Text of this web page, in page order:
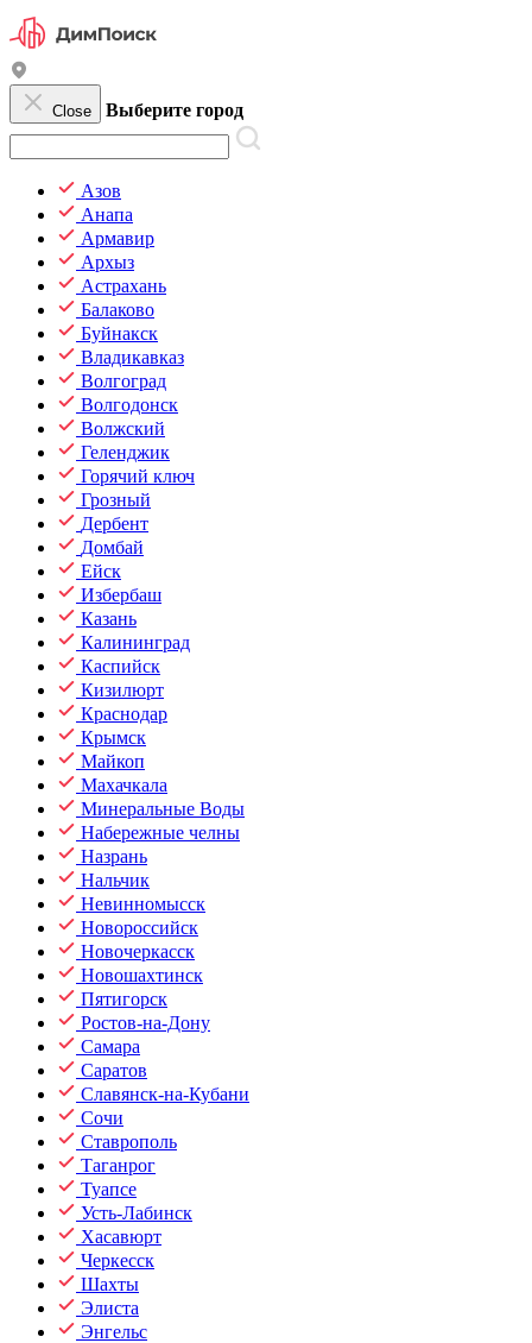
Close Выберите город
Азов
Анапа
Армавир
Архыз
Астрахань
Балаково
Буйнакск
Владикавказ
Волгоград
Волгодонск
Волжский
Геленджик
Горячий ключ
Грозный
Дербент
Домбай
Ейск
Избербаш
Казань
Калининград
Каспийск
Кизилюрт
Краснодар
Крымск
Майкоп
Махачкала
Минеральные Воды
Набережные челны
Назрань
Нальчик
Невинномысск
Новороссийск
Новочеркасск
Новошахтинск
Пятигорск
Ростов-на-Дону
Самара
Саратов
Славянск-на-Кубани
Сочи
Ставрополь
Таганрог
Туапсе
Усть-Лабинск
Хасавюрт
Черкесск
Шахты
Элиста
Энгельс